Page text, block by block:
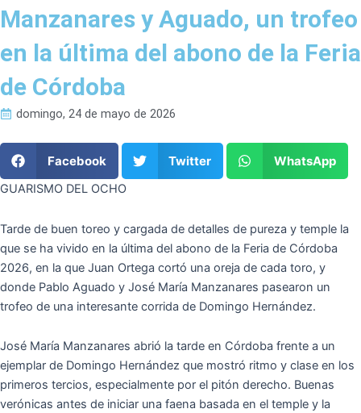
Manzanares y Aguado, un trofeo
en la última del abono de la Feria
de Córdoba
domingo, 24 de mayo de 2026
Facebook Twitter WhatsApp
GUARISMO DEL OCHO
Tarde de buen toreo y cargada de detalles de pureza y temple la
que se ha vivido en la última del abono de la Feria de Córdoba
2026, en la que Juan Ortega cortó una oreja de cada toro, y
donde Pablo Aguado y José María Manzanares pasearon un
trofeo de una interesante corrida de Domingo Hernández.
José María Manzanares abrió la tarde en Córdoba frente a un
ejemplar de Domingo Hernández que mostró ritmo y clase en los
primeros tercios, especialmente por el pitón derecho. Buenas
verónicas antes de iniciar una faena basada en el temple y la